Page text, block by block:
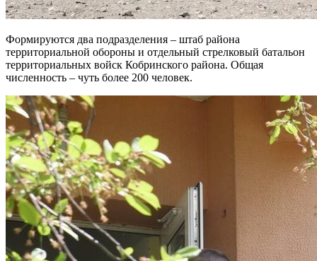
Формируются два подразделения – штаб района
территориальной обороны и отдельный стрелковый батальон
территориальных войск Кобринского района. Общая
численность – чуть более 200 человек.